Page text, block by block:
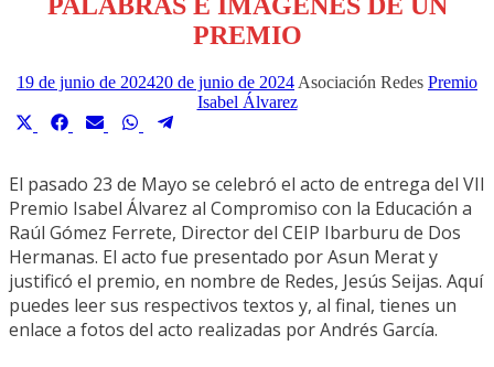
PREMIO
19 de junio de 202420 de junio de 2024 Asociación Redes Premio
Isabel Álvarez
Compartir
(Twitter)
Compartir
Facebook
Compartir
Email
Compartir
WhatsAppTelegram
El pasado 23 de Mayo se celebró el acto de entrega del VII
Premio Isabel Álvarez al Compromiso con la Educación a
Raúl Gómez Ferrete, Director del CEIP Ibarburu de Dos
Hermanas. El acto fue presentado por Asun Merat y
justificó el premio, en nombre de Redes, Jesús Seijas. Aquí
puedes leer sus respectivos textos y, al final, tienes un
enlace a fotos del acto realizadas por Andrés García.